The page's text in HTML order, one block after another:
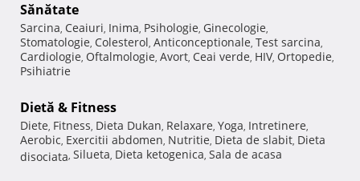
Sănătate
Sarcina, Ceaiuri, Inima, Psihologie, Ginecologie,
Stomatologie, Colesterol, Anticonceptionale, Test sarcina,
Cardiologie, Oftalmologie, Avort, Ceai verde, HIV, Ortopedie,
Psihiatrie
Dietă & Fitness
Diete, Fitness, Dieta Dukan, Relaxare, Yoga, Intretinere,
Aerobic, Exercitii abdomen, Nutritie, Dieta de slabit, Dieta
disociata, Silueta, Dieta ketogenica, Sala de acasa